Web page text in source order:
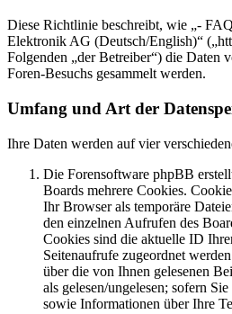
Diese Richtlinie beschreibt, wie „-
Elektronik AG (Deutsch/English)“
Folgenden „der Betreiber“) die Daten
Foren-Besuchs gesammelt werden.
Umfang und Art der
Ihre Daten werden auf vier
Die Forensoftware phpBB
Boards mehrere Cookies.
Ihr Browser als temporäre
den einzelnen Aufrufen des
Cookies sind die aktuelle ID
Seitenaufrufe zugeordnet
über die von Ihnen gelesenen
als gelesen/ungelesen; sofern
sowie Informationen über Ihre